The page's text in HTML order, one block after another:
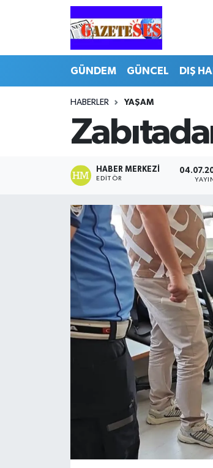
GÜNDEM GÜNCEL DIŞ
HABERLER YAŞAM
HABER MERKEZI
EDITÖR